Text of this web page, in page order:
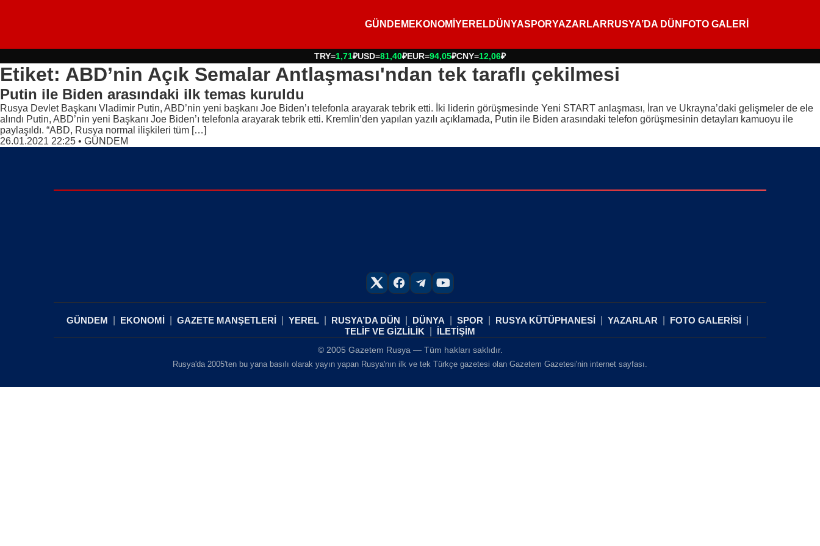
GÜNDEM EKONOMİ YERELDÜNYASPORYAZARLAR RUSYA’DA DÜN FOTO GALERİ
TRY=1,71₽USD=81,40₽EUR=94,05₽CNY=12,06₽
Etiket: ABD’nin Açık Semalar Antlaşması'ndan tek taraflı çekilmesi
Putin ile Biden arasındaki ilk temas kuruldu
Rusya Devlet Başkanı Vladimir Putin, ABD’nin yeni başkanı Joe Biden’ı telefonla arayarak tebrik etti. İki liderin görüşmesinde Yeni START anlaşması, İran ve Ukrayna’daki gelişmeler de ele
alındı Putin, ABD’nin yeni Başkanı Joe Biden’ı telefonla arayarak tebrik etti. Kremlin’den yapılan yazılı açıklamada, Putin ile Biden arasındaki telefon görüşmesinin detayları kamuoyu ile
paylaşıldı. “ABD, Rusya normal ilişkileri tüm […]
26.01.2021 22:25 • GÜNDEM
GÜNDEM EKONOMİ GAZETE MANŞETLERİ YEREL RUSYA’DA DÜN DÜNYA SPOR RUSYA KÜTÜPHANESİ YAZARLAR
FOTO GALERİSİ
TELİF VE GİZLİLİK
İLETİŞİM
© 2005 Gazetem Rusya — Tüm hakları saklıdır.
Rusya'da 2005'ten bu yana basılı olarak yayın yapan Rusya'nın ilk ve tek Türkçe gazetesi olan Gazetem Gazetesi'nin internet sayfası.